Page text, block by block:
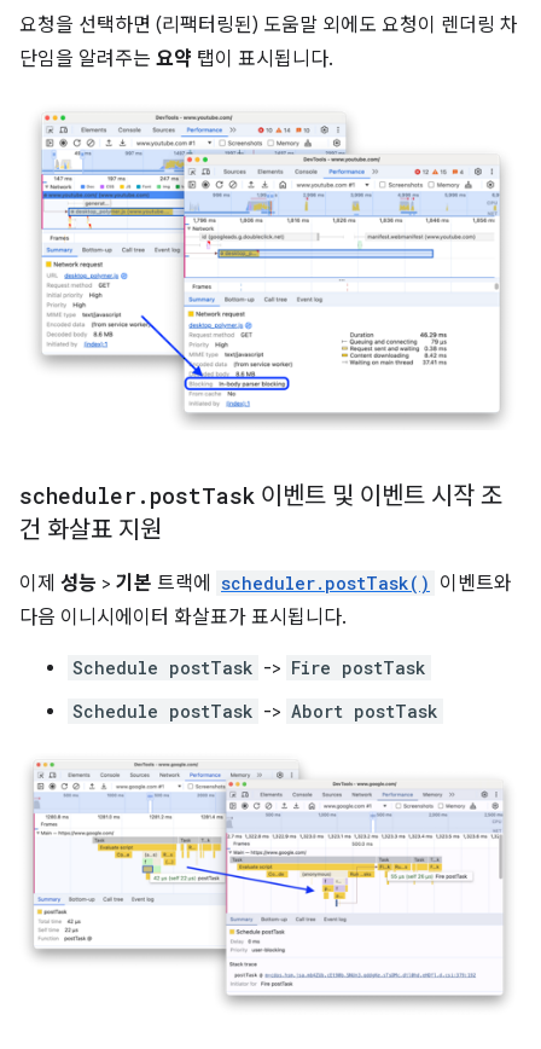
요청을 선택하면 (리팩터링된) 도움말 외에도 요청이 렌더링 차
단임을 알려주는 요약 탭이 표시됩니다.
scheduler . postTask 이벤트 및 이벤트 시작 조
건 화살표 지원
이제 성능 > 기본 트랙에 scheduler.postTask() 이벤트와
다음 이니시에이터 화살표가 표시됩니다.
Schedule postTask -> Fire postTask
Schedule postTask -> Abort postTask